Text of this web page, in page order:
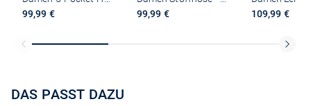
99,99 €
99,99 €
109,99 €
DAS PASST DAZU